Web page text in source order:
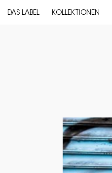
DAS LABEL KOLLEKTIONEN